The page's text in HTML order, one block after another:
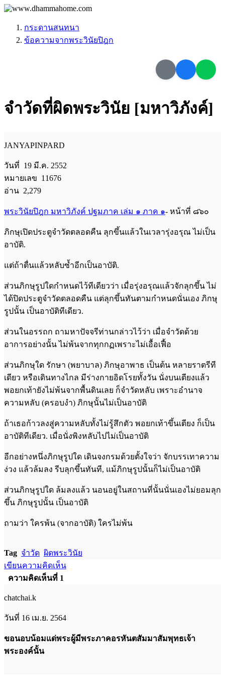
กระดานสนทนา
ข้อความจากพระวินัยปิฎก
จำวัดที่ผิดพระวินัย [มหาวิภังค์]
JANYAPINPARD
วันที่ 19 มี.ค. 2552
หมายเลข 11676
อ่าน 2,279
พระวินัยปิฎก มหาวิภังค์ ปฐมภาค เล่ม ๑ ภาค ๑- หน้าที่ ๘๖๐
ภิกษุเปิดประตูจำวัดตลอดคืน ลุกขึ้นแล้วในเวลารุ่งอรุณ ไม่เป็น
อาบัติ.
แต่ถ้าตื่นแล้วหลับซ้ำอีกเป็นอาบัติ.
ส่วนภิกษุรูปใดกำหนดไว้ทีเดียวว่า เมื่อรุ่งอรุณแล้วจักลุกขึ้น ไม่
ได้ปิดประตูจำวัดตลอดคืน แต่ลุกขึ้นทันตามกำหนดนั่นเอง ภิกษุ
รูปนั้น เป็นอาบัติทีเดียว.
ส่วนในอรรถก ถามหาปัจจรีท่านกล่าวไว้ว่า เมื่อจำวัดด้วย
อาการอย่างนั้น ไม่พ้นจากทุกกฏเพราะไม่เอื้อเฟื้อ
ส่วนภิกษุใด รักษา (พยาบาล) ภิกษุอาพาธ เป็นต้น หลายราตรีที
เดียว หรือเดินทางไกล มีร่างกายอิดโรยทั้งวัน นั่งบนเตียงแล้ว
พอยกเท้ายังไม่พ้นจากพื้นดินเลย ก็จำวัดหลับ เพราะอำนาจ
ความหลับ (ครอบงำ) ภิกษุนั้นไม่เป็นอาบัติ
ถ้าเธอก้าวลงสู่ความหลับทั้งไม่รู้สึกตัว พอยกเท้าขึ้นเตียง ก็เป็น
อาบัติทีเดียว. เมื่อนั่งพิงหลับไปไม่เป็นอาบัติ
อีกอย่างหนึ่งภิกษุรูปใด เดินจงกรมด้วยตั้งใจว่า จักบรรเทาความ
ง่วง แล้วล้มลง รีบลุกขึ้นทันที, แม้ภิกษุรูปนั้นก็ไม่เป็นอาบัติ
ส่วนภิกษุรูปใด ล้มลงแล้ว นอนอยู่ในสถานที่นั้นนั่นเองไม่ยอมลุก
ขึ้น ภิกษุรูปนั้น เป็นอาบัติ
ถามว่า ใครพ้น (จากอาบัติ) ใครไม่พ้น
Tag จำวัด ผิดพระวินัย
เขียนความคิดเห็น
ความคิดเห็นที่ 1
chatchai.k
วันที่ 16 เม.ย. 2564
ขอนอบน้อมแด่พระผู้มีพระภาคอรหันตสัมมาสัมพุทธเจ้า
พระองค์นั้น